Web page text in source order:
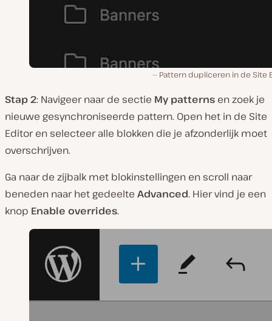
Pattern dupliceren in de Site
Stap 2: Navigeer naar de sectie My patterns en zoek je
nieuwe gesynchroniseerde pattern. Open het in de Site
Editor en selecteer alle blokken die je afzonderlijk moet
overschrijven.
Ga naar de zijbalk met blokinstellingen en scroll naar
beneden naar het gedeelte Advanced. Hier vind je een
knop Enable overrides.